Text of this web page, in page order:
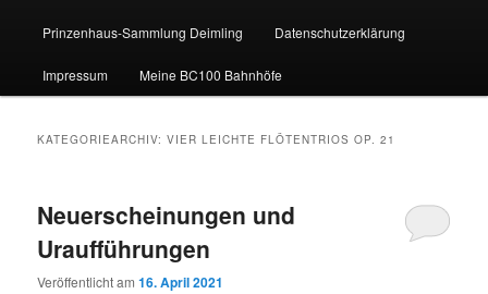
Prinzenhaus-Sammlung Deimling Datenschutzerklärung
Impressum Meine BC100 Bahnhöfe
KATEGORIEARCHIV:VIER LEICHTE FLÖTENTRIOS OP. 21
Neuerscheinungen und
Uraufführungen
Veröffentlicht am16. April 2021